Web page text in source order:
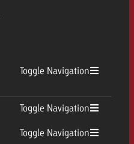
Toggle Navigation
Toggle Navigation
Toggle Navigation